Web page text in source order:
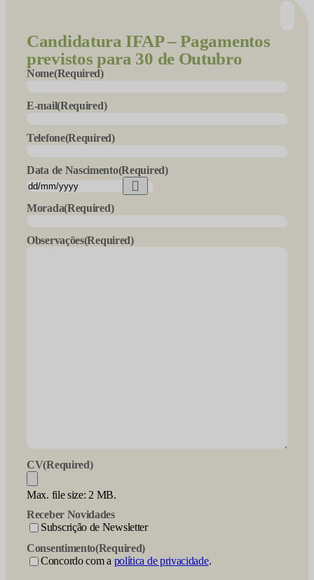
Candidatura IFAP – Pagamentos
previstos para 30 de Outubro
Nome(Required)
E-mail(Required)
Telefone(Required)
Data de Nascimento(Required)
Morada(Required)
Observações(Required)
CV(Required)
Max. file size: 2 MB.
Receber Novidades
Subscrição de Newsletter
Consentimento(Required)
Concordo com a política de privacidade.